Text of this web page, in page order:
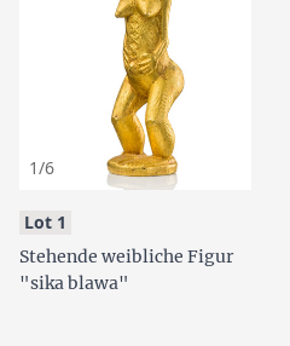
1/6
Lot 1
Stehende weibliche Figur
"sika blawa"